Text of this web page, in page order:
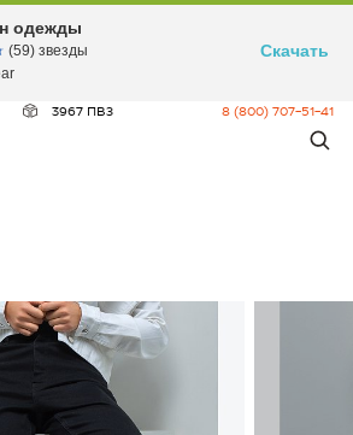
3967 ПВЗ 8 (800) 707-51-41
одежды
(59) звезды
Скачать